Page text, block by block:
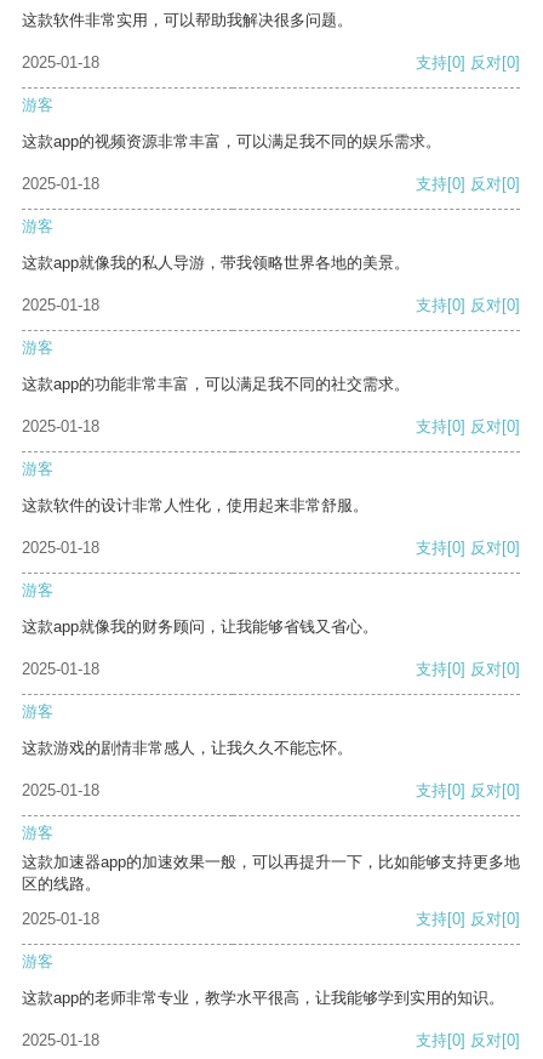
这款软件非常实用，可以帮助我解决很多问题。
2025-01-18 支持[0] 反对[0]
游客
这款app的视频资源非常丰富，可以满足我不同的娱乐需求。
2025-01-18 支持[0] 反对[0]
游客
这款app就像我的私人导游，带我领略世界各地的美景。
2025-01-18 支持[0] 反对[0]
游客
这款app的功能非常丰富，可以满足我不同的社交需求。
2025-01-18 支持[0] 反对[0]
游客
这款软件的设计非常人性化，使用起来非常舒服。
2025-01-18 支持[0] 反对[0]
游客
这款app就像我的财务顾问，让我能够省钱又省心。
2025-01-18 支持[0] 反对[0]
游客
这款游戏的剧情非常感人，让我久久不能忘怀。
2025-01-18 支持[0] 反对[0]
游客
这款加速器app的加速效果一般，可以再提升一下，比如能够支持更多地
区的线路。
2025-01-18
支持[0] 反对[0]
游客
这款app的老师非常专业，教学水平很高，让我能够学到实用的知识。
2025-01-18 支持[0] 反对[0]